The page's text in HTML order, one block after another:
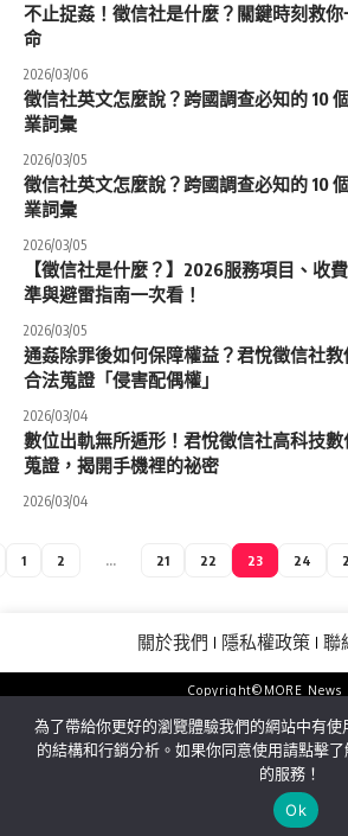
不止捉姦！徵信社是什麼？關鍵時刻救你
命
2026/03/06
徵信社英文怎麼說？跨國調查必知的 10
業詞彙
2026/03/05
徵信社英文怎麼說？跨國調查必知的 10
業詞彙
2026/03/05
【徵信社是什麼？】2026服務項目、收
準與避雷指南一次看！
2026/03/05
通姦除罪後如何保障權益？君悅徵信社教
合法蒐證「侵害配偶權」
2026/03/04
數位出軌無所遁形！君悅徵信社高科技數
蒐證，揭開手機裡的祕密
2026/03/04
1 2 ... 21 22 23 24
關於我們 隱私權政策 聯
Copyright©MORE News
為了帶給你更好的瀏覽體驗我們的網站中有
的結構和行銷分析。如果你同意使用請點擊
的服務！
Ok